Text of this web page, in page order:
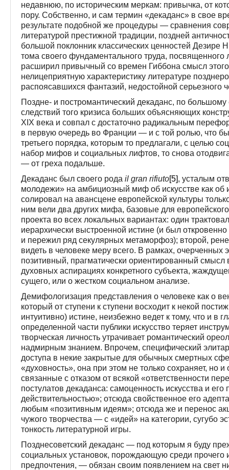
недавнюю, по историческим меркам: привычка, от
пору. Собственно, и сам термин «декаданс» в свое
результате подобной же процедуры — сравнения
литературой престижной традиции, поздней
большой поклонник классических ценностей Дезире
тома своего фундаментального труда, посвященного
расширил привычный со времен Гиббона смысл
нелицеприятную характеристику литературе
распоясавшихся фантазий, недостойной серьезного
Поздне- и постромантический декаданс, по большому
следствий того кризиса больших объясняющих
XIX века и совпал с достаточно радикальным
в первую очередь во Франции — и с той ролью, что
третьего порядка, которым то предлагали, с целью
набор мифов и социальных лифтов, то снова
— от греха подальше.
Декаданс был своего рода il gran rifiuto[5], усталым
молодежи» на амбициозный миф об искусстве как об
солировал на авансцене европейской культуры
ним вели два других мифа, базовые для
проекта во всех локальных вариантах: один
иерархически выстроенной истине (и был
и пережил ряд секулярных метаморфоз); второй,
видеть в человеке меру всего. В рамках, очерченных
позитивный, прагматически ориентированный смысл
духовных аспирациях конкретного субъекта,
сущего, или о жестком социальном анализе.
Демифологизация представления о человеке как о
который от ступени к ступени восходит к некой
интуитивно) истине, неизбежно ведет к тому, что и в
определенной части публики искусство теряет
творческая личность утрачивает романтический
надмирным знанием. Впрочем, специфический
доступа в некие закрытые для обычных смертных
«духовность», она при этом не только сохраняет, но
связанные с отказом от всякой «ответственности
постулатов декаданса: самоценность искусства и
действительностью»; отсюда свойственное его
любым «позитивным идеям»; отсюда же и перенос
чужого творчества — с «идей» на категории, сугубо
тонкость литературной игры.
Позднесоветский декаданс — под которым я буду
социальных установок, порождающую среди прочего
предпочтения, — обязан своим появлением на свет